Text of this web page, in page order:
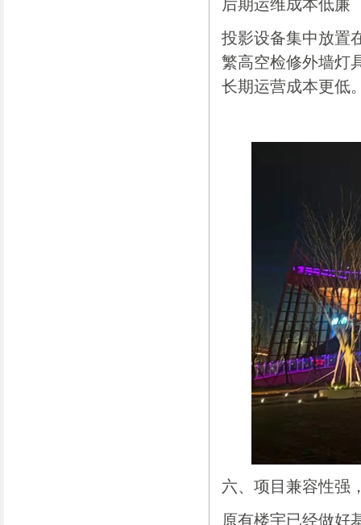
后期运维成本低廉
投影设备集中放置
繁高空检修外墙灯
长期运营成本更低
六、项目兼容性强
原有楼宇已经做好